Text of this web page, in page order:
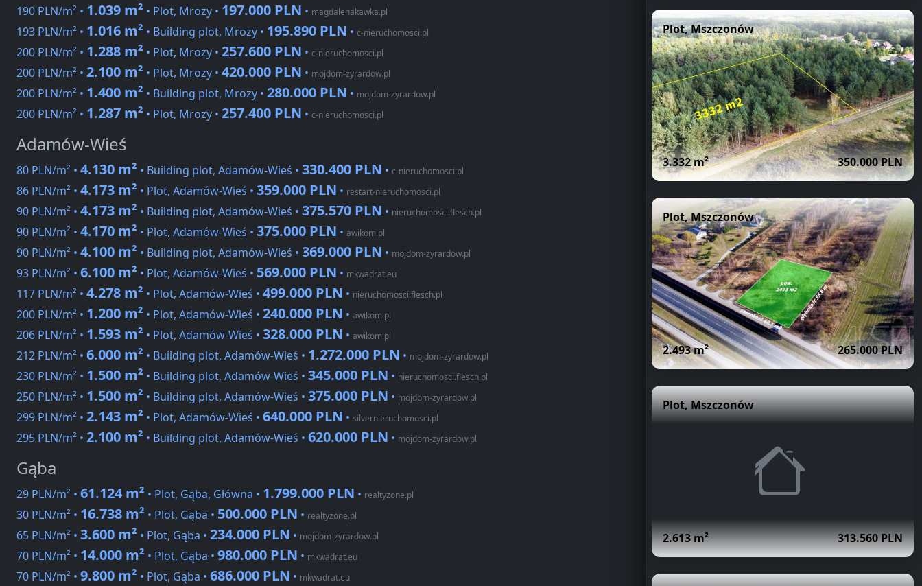
190 PLN/m² • 1.039 m² • Plot, Mrozy • 197.000 PLN • magdalenakawka.pl
193 PLN/m² • 1.016 m² • Building plot, Mrozy • 195.890 PLN • c-nieruchomosci.pl
200 PLN/m² • 1.288 m² • Plot, Mrozy • 257.600 PLN • c-nieruchomosci.pl
200 PLN/m² • 2.100 m² • Plot, Mrozy • 420.000 PLN • mojdom-zyrardow.pl
200 PLN/m² • 1.400 m² • Building plot, Mrozy • 280.000 PLN • mojdom-zyrardow.pl
200 PLN/m² • 1.287 m² • Plot, Mrozy • 257.400 PLN • c-nieruchomosci.pl
Adamów-Wieś
80 PLN/m² • 4.130 m² • Building plot, Adamów-Wieś • 330.400 PLN • c-nieruchomosci.pl
86 PLN/m² • 4.173 m² • Plot, Adamów-Wieś • 359.000 PLN • restart-nieruchomosci.pl
90 PLN/m² • 4.173 m² • Building plot, Adamów-Wieś • 375.570 PLN • nieruchomosci.flesch.pl
90 PLN/m² • 4.170 m² • Plot, Adamów-Wieś • 375.000 PLN • awikom.pl
90 PLN/m² • 4.100 m² • Building plot, Adamów-Wieś • 369.000 PLN • mojdom-zyrardow.pl
93 PLN/m² • 6.100 m² • Plot, Adamów-Wieś • 569.000 PLN • mkwadrat.eu
117 PLN/m² • 4.278 m² • Plot, Adamów-Wieś • 499.000 PLN • nieruchomosci.flesch.pl
200 PLN/m² • 1.200 m² • Plot, Adamów-Wieś • 240.000 PLN • awikom.pl
206 PLN/m² • 1.593 m² • Plot, Adamów-Wieś • 328.000 PLN • awikom.pl
212 PLN/m² • 6.000 m² • Building plot, Adamów-Wieś • 1.272.000 PLN • mojdom-zyrardow.pl
230 PLN/m² • 1.500 m² • Building plot, Adamów-Wieś • 345.000 PLN • nieruchomosci.flesch.pl
250 PLN/m² • 1.500 m² • Building plot, Adamów-Wieś • 375.000 PLN • mojdom-zyrardow.pl
299 PLN/m² • 2.143 m² • Plot, Adamów-Wieś • 640.000 PLN • silvernieruchomosci.pl
295 PLN/m² • 2.100 m² • Building plot, Adamów-Wieś • 620.000 PLN • mojdom-zyrardow.pl
Gąba
29 PLN/m² • 61.124 m² • Plot, Gąba, Główna • 1.799.000 PLN • realtyzone.pl
30 PLN/m² • 16.738 m² • Plot, Gąba • 500.000 PLN • realtyzone.pl
65 PLN/m² • 3.600 m² • Plot, Gąba • 234.000 PLN • mojdom-zyrardow.pl
70 PLN/m² • 14.000 m² • Plot, Gąba • 980.000 PLN • mkwadrat.eu
70 PLN/m² • 9.800 m² • Plot, Gąba • 686.000 PLN • mkwadrat.eu